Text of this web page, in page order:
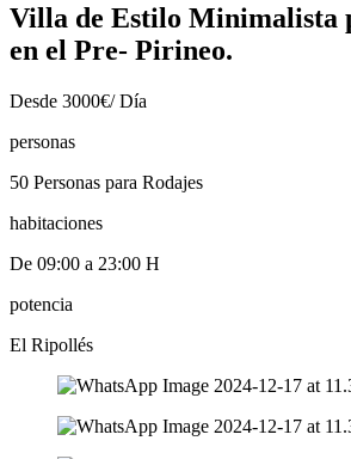
Villa de Estilo Minimalista
en el Pre- Pirineo.
Desde 3000€/ Día
personas
50 Personas para Rodajes
habitaciones
De 09:00 a 23:00 H
potencia
El Ripollés